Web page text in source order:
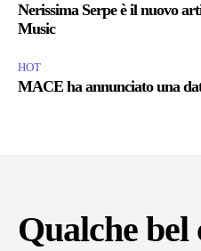
Nerissima Serpe è il nuovo
Music
HOT
MACE ha annunciato una
Qualche bel